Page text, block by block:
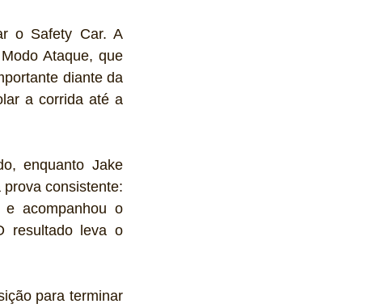
o Safety Car. A
Ataque, que
diante da
a corrida até a
enquanto Jake
consistente:
acompanhou o
resultado leva o
para terminar